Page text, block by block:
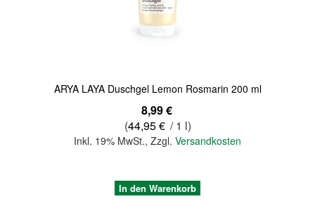
ARYA LAYA Duschgel Lemon Rosmarin 200 ml
8,99 €
(44,95 € / 1 l)
Inkl. 19% MwSt., Zzgl. Versandkosten
In den Warenkorb